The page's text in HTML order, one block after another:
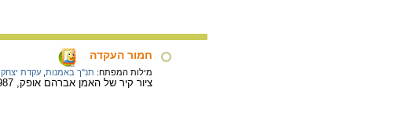
חמור העקדה
מילות המפתח: תנ"ך באמנות עקדת יצחק
ציור קיר של האמן אברהם אופק, 1987, בתוך החמור נמצאות כל דמויות סיפור העקדה (בראשית כב).